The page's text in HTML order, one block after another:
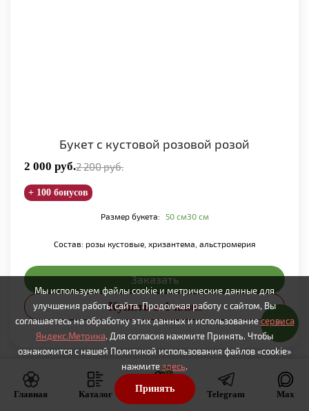
Букет с кустовой розовой розой
2 000 руб.2 200руб.
+ 100 бонусов
Размер букета: 50 см30 см
Состав: розы кустовые, хризантема, альстромерия
Заказать
Купить в 1 клик
В наличии
Мы используем файлы cookie и метрические данные для
улучшения работы сайта. Продолжая работу с сайтом, Вы
соглашаетесь на обработку этих данных и использованиесервиса
Яндекс.Метрика. Для согласия нажмите Принять. Чтобы
ознакомится с нашей Политикой использования файлов «cookie»
нажмитездесь.
Принять
Главная Каталог
0
Корзина Telegram Max